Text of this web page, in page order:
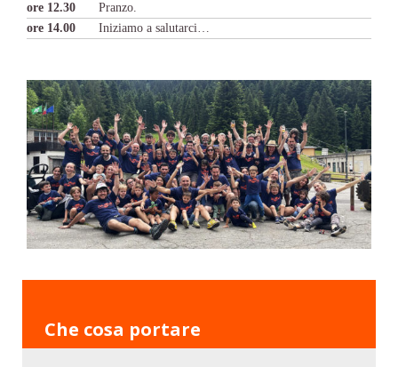
ore 12.30
Pranzo.
ore 14.00
Iniziamo a salutarci…
Che cosa portare